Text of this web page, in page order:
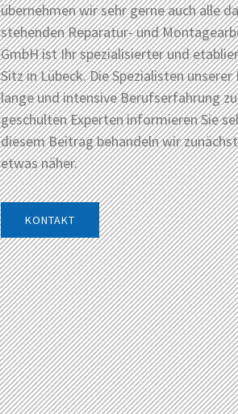
übernehmen wir sehr gerne auch alle
stehenden Reparatur- und
GmbH ist Ihr spezialisierter und
Sitz in Lübeck. Die Spezialisten
lange und intensive Berufserfahrung
geschulten Experten informieren Sie
diesem Beitrag behandeln wir
etwas näher.
KONTAKT